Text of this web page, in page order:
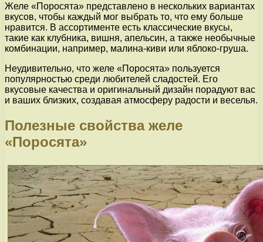
Желе «Поросята» представлено в нескольких вариантах
вкусов, чтобы каждый мог выбрать то, что ему больше
нравится. В ассортименте есть классические вкусы,
такие как клубника, вишня, апельсин, а также необычные
комбинации, например, малина-киви или яблоко-груша.
Неудивительно, что желе «Поросята» пользуется
популярностью среди любителей сладостей. Его
вкусовые качества и оригинальный дизайн порадуют вас
и ваших близких, создавая атмосферу радости и веселья.
Полезные свойства желе
«Поросята»